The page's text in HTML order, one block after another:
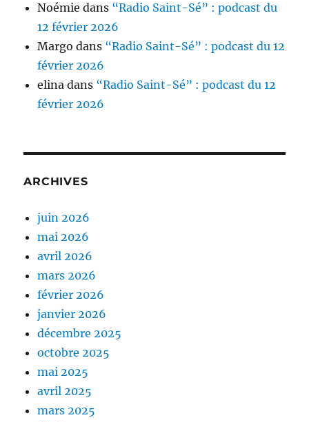
Noémie dans “Radio Saint-Sé” : podcast du
12 février 2026
Margo dans “Radio Saint-Sé” : podcast du 12
février 2026
elina dans “Radio Saint-Sé” : podcast du 12
février 2026
ARCHIVES
juin 2026
mai 2026
avril 2026
mars 2026
février 2026
janvier 2026
décembre 2025
octobre 2025
mai 2025
avril 2025
mars 2025